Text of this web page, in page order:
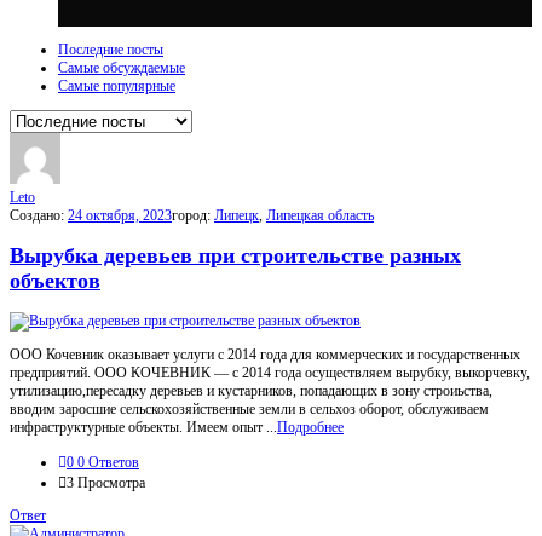
Последние посты
Самые обсуждаемые
Самые популярные
Leto
Создано: 24 октября, 2023город: Липецк, Липецкая область
Вырубка деревьев при строительстве разных
объектов
ООО Кочевник оказывает услуги с 2014 года для коммерческих и государственных
предприятий. ООО КОЧЕВНИК — с 2014 года осуществляем вырубку, выкорчевку,
утилизацию,пересадку деревьев и кустарников, попадающих в зону строиьства,
вводим заросшие сельскохозяйственные земли в сельхоз оборот, обслуживаем
инфраструктурные объекты. Имеем опыт ...Подробнее
0 0 Ответов
3 Просмотра
Ответ